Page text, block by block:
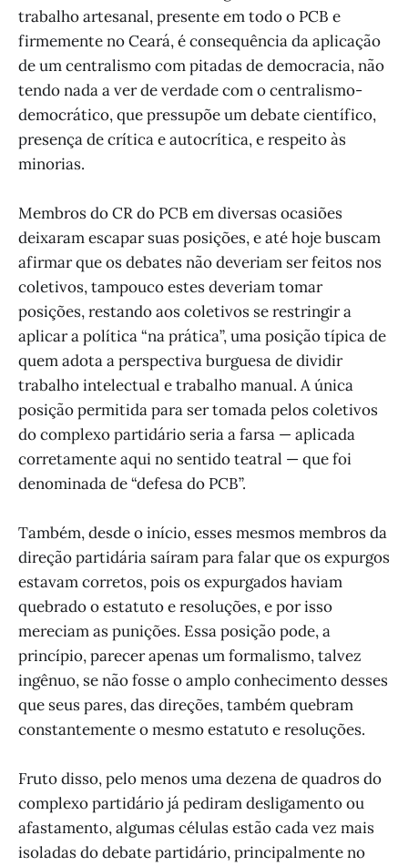
trabalho artesanal, presente em todo o PCB e
firmemente no Ceará, é consequência da aplicação
de um centralismo com pitadas de democracia, não
tendo nada a ver de verdade com o centralismo-
democrático, que pressupõe um debate científico,
presença de crítica e autocrítica, e respeito às
minorias.
Membros do CR do PCB em diversas ocasiões
deixaram escapar suas posições, e até hoje buscam
afirmar que os debates não deveriam ser feitos nos
coletivos, tampouco estes deveriam tomar
posições, restando aos coletivos se restringir a
aplicar a política “na prática”, uma posição típica de
quem adota a perspectiva burguesa de dividir
trabalho intelectual e trabalho manual. A única
posição permitida para ser tomada pelos coletivos
do complexo partidário seria a farsa — aplicada
corretamente aqui no sentido teatral — que foi
denominada de “defesa do PCB”.
Também, desde o início, esses mesmos membros da
direção partidária saíram para falar que os expurgos
estavam corretos, pois os expurgados haviam
quebrado o estatuto e resoluções, e por isso
mereciam as punições. Essa posição pode, a
princípio, parecer apenas um formalismo, talvez
ingênuo, se não fosse o amplo conhecimento desses
que seus pares, das direções, também quebram
constantemente o mesmo estatuto e resoluções.
Fruto disso, pelo menos uma dezena de quadros do
complexo partidário já pediram desligamento ou
afastamento, algumas células estão cada vez mais
isoladas do debate partidário, principalmente no